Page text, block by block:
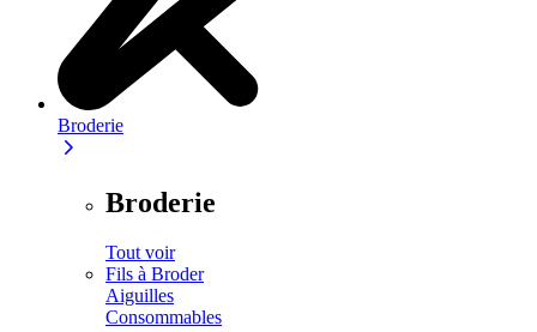
Broderie
Broderie
Tout voir
Fils à Broder
Aiguilles
Consommables